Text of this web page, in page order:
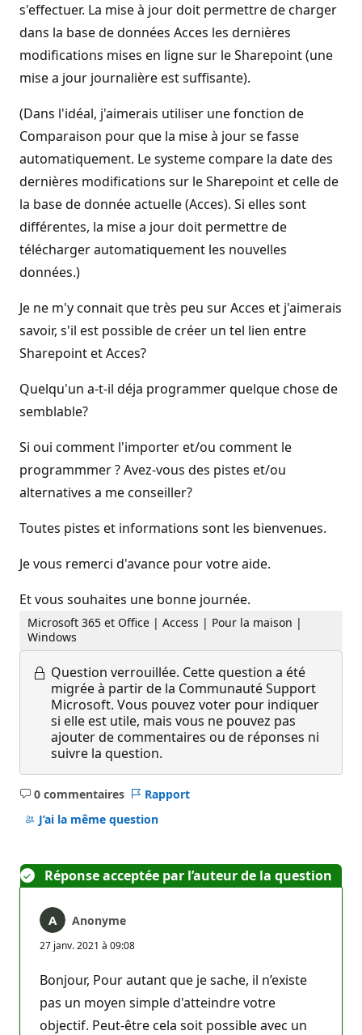
s'effectuer. La mise à jour doit permettre de charger
dans la base de données Acces les dernières
modifications mises en ligne sur le Sharepoint (une
mise a jour journalière est suffisante).
(Dans l'idéal, j'aimerais utiliser une fonction de
Comparaison pour que la mise à jour se fasse
automatiquement. Le systeme compare la date des
dernières modifications sur le Sharepoint et celle de
la base de donnée actuelle (Acces). Si elles sont
différentes, la mise a jour doit permettre de
télécharger automatiquement les nouvelles
données.)
Je ne m'y connait que très peu sur Acces et j'aimerais
savoir, s'il est possible de créer un tel lien entre
Sharepoint et Acces?
Quelqu'un a-t-il déja programmer quelque chose de
semblable?
Si oui comment l'importer et/ou comment le
programmmer ? Avez-vous des pistes et/ou
alternatives a me conseiller?
Toutes pistes et informations sont les bienvenues.
Je vous remerci d'avance pour votre aide.
Et vous souhaites une bonne journée.
Microsoft 365 et Office | Access | Pour la maison |
Windows
Question verrouillée. Cette question a été
migrée à partir de la Communauté Support
Microsoft. Vous pouvez voter pour indiquer
si elle est utile, mais vous ne pouvez pas
ajouter de commentaires ou de réponses ni
suivre la question.
0 commentaires
Aucun
commentaire
Rapport
J’ai la même question
Réponse acceptée par l’auteur de la question
Anonyme
27 janv. 2021 à 09:08
Bonjour, Pour autant que je sache, il n’existe
pas un moyen simple d'atteindre votre
objectif. Peut-être cela soit possible avec un